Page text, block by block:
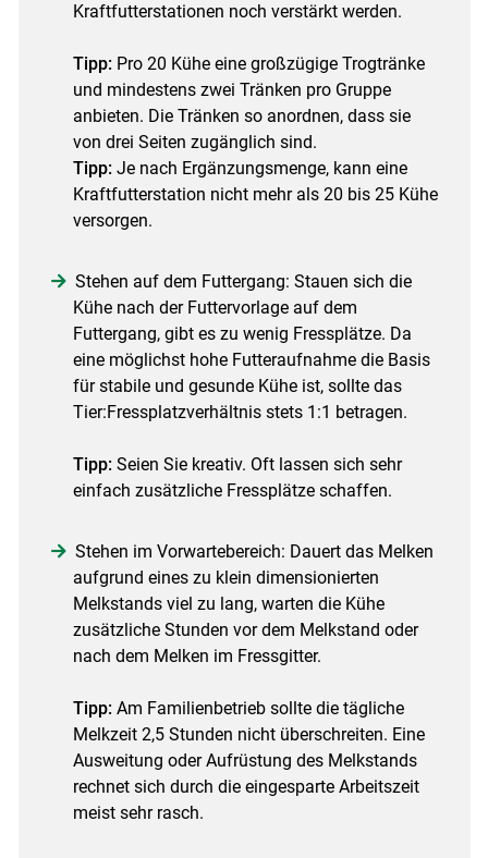
Kraftfutterstationen noch verstärkt werden.
Tipp: Pro 20 Kühe eine großzügige Trogtränke
und mindestens zwei Tränken pro Gruppe
anbieten. Die Tränken so anordnen, dass sie
von drei Seiten zugänglich sind.
Tipp: Je nach Ergänzungsmenge, kann eine
Kraftfutterstation nicht mehr als 20 bis 25 Kühe
versorgen.
Stehen auf dem Futtergang: Stauen sich die
Kühe nach der Futtervorlage auf dem
Futtergang, gibt es zu wenig Fressplätze. Da
eine möglichst hohe Futteraufnahme die Basis
für stabile und gesunde Kühe ist, sollte das
Tier:Fressplatzverhältnis stets 1:1 betragen.
Tipp: Seien Sie kreativ. Oft lassen sich sehr
einfach zusätzliche Fressplätze schaffen.
Stehen im Vorwartebereich: Dauert das Melken
aufgrund eines zu klein dimensionierten
Melkstands viel zu lang, warten die Kühe
zusätzliche Stunden vor dem Melkstand oder
nach dem Melken im Fressgitter.
Tipp: Am Familienbetrieb sollte die tägliche
Melkzeit 2,5 Stunden nicht überschreiten. Eine
Ausweitung oder Aufrüstung des Melkstands
rechnet sich durch die eingesparte Arbeitszeit
meist sehr rasch.